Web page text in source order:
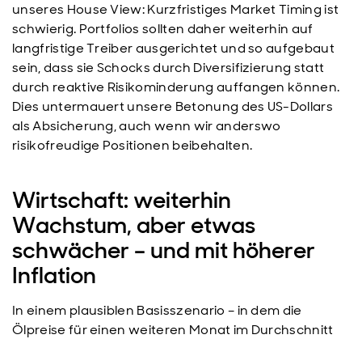
unseres House View: Kurzfristiges Market Timing ist
schwierig. Portfolios sollten daher weiterhin auf
langfristige Treiber ausgerichtet und so aufgebaut
sein, dass sie Schocks durch Diversifizierung statt
durch reaktive Risikominderung auffangen können.
Dies untermauert unsere Betonung des US-Dollars
als Absicherung, auch wenn wir anderswo
risikofreudige Positionen beibehalten.
Wirtschaft: weiterhin
Wachstum, aber etwas
schwächer – und mit höherer
Inflation
In einem plausiblen Basisszenario – in dem die
Ölpreise für einen weiteren Monat im Durchschnitt